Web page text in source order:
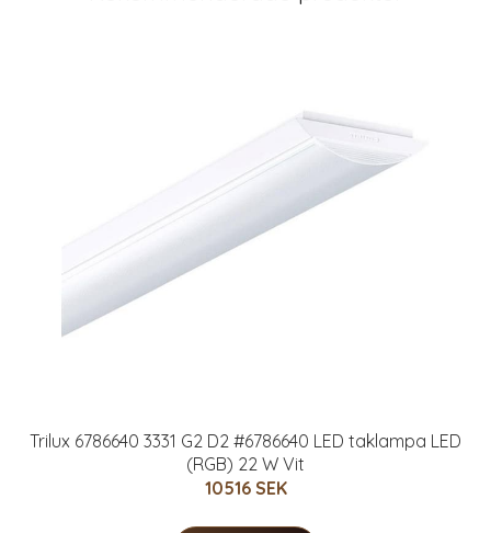
Trilux 6786640 3331 G2 D2 #6786640 LED taklampa LED
(RGB) 22 W Vit
10516 SEK